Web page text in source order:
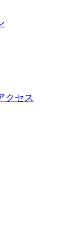
クセス